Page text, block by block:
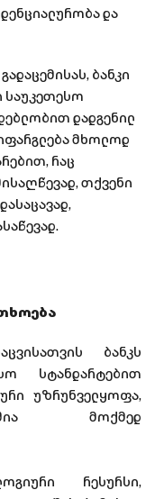
და
ბანკი
საუკეთესო
დადგენილ
მხოლოდ
რაც
თქვენი
ბანკს
სტანდარტებით
უზრუნველყოფა,
მოქმედ
რესურსი,